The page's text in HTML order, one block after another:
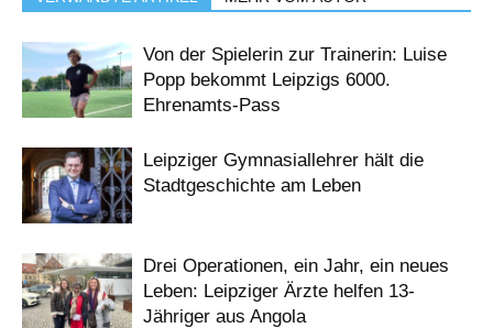
Von der Spielerin zur Trainerin: Luise
Popp bekommt Leipzigs 6000.
Ehrenamts-Pass
Leipziger Gymnasiallehrer hält die
Stadtgeschichte am Leben
Drei Operationen, ein Jahr, ein neues
Leben: Leipziger Ärzte helfen 13-
Jähriger aus Angola